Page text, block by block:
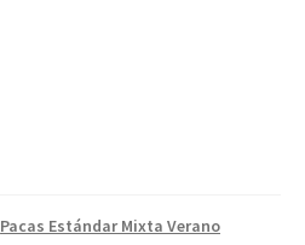
Pacas Estándar Mixta Verano